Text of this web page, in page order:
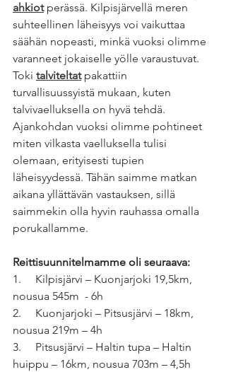
ahkiot perässä. Kilpisjärvellä meren
suhteellinen läheisyys voi vaikuttaa
säähän nopeasti, minkä vuoksi olimme
varanneet jokaiselle yölle varaustuvat.
Toki talviteltat pakattiin
turvallisuussyistä mukaan, kuten
talvivaelluksella on hyvä tehdä.
Ajankohdan vuoksi olimme pohtineet
miten vilkasta vaelluksella tulisi
olemaan, erityisesti tupien
läheisyydessä. Tähän saimme matkan
aikana yllättävän vastauksen, sillä
saimmekin olla hyvin rauhassa omalla
porukallamme.
Reittisuunnitelmamme oli seuraava:
1.     Kilpisjärvi – Kuonjarjoki 19,5km,
nousua 545m  - 6h
2.     Kuonjarjoki – Pitsusjärvi – 18km,
nousua 219m – 4h
3.     Pitsusjärvi – Haltin tupa – Haltin
huippu – 16km, nousua 703m – 4,5h